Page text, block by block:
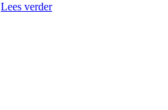
Lees verder